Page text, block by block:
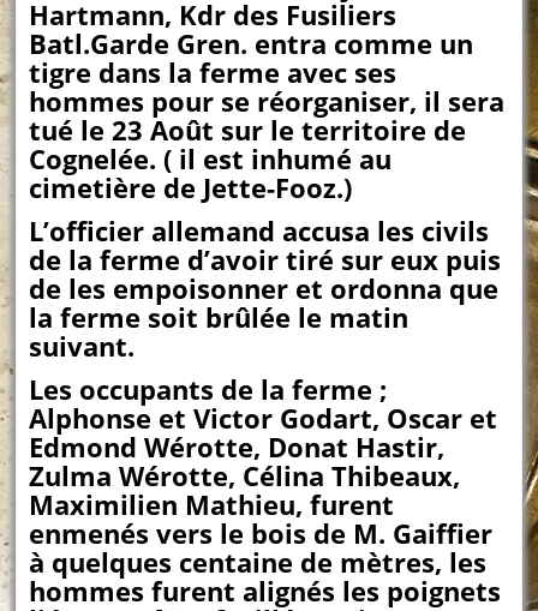
Hartmann, Kdr des Fusiliers
Batl.Garde Gren. entra comme un
tigre dans la ferme avec ses
hommes pour se réorganiser, il sera
tué le 23 Août sur le territoire de
Cognelée. ( il est inhumé au
cimetière de Jette-Fooz.)
L’officier allemand accusa les civils
de la ferme d’avoir tiré sur eux puis
de les empoisonner et ordonna que
la ferme soit brûlée le matin
suivant.
Les occupants de la ferme ;
Alphonse et Victor Godart, Oscar et
Edmond Wérotte, Donat Hastir,
Zulma Wérotte, Célina Thibeaux,
Maximilien Mathieu, furent
enmenés vers le bois de M. Gaiffier
à quelques centaine de mètres, les
hommes furent alignés les poignets